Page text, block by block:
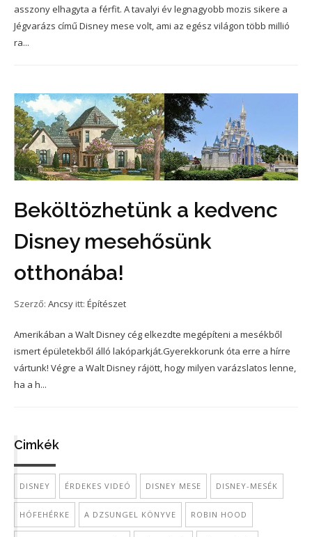
asszony elhagyta a férfit. A tavalyi év legnagyobb mozis sikere a
Jégvarázs című Disney mese volt, ami az egész világon több millió
ra...
Beköltözhetünk a kedvenc
Disney mesehősünk
otthonába!
Szerző: Ancsy itt: Építészet
Amerikában a Walt Disney cég elkezdte megépíteni a mesékből
ismert épületekből álló lakóparkját.Gyerekkorunk óta erre a hírre
vártunk! Végre a Walt Disney rájött, hogy milyen varázslatos lenne,
ha a h...
Cimkék
DISNEY ÉRDEKES VIDEÓ DISNEY MESE DISNEY-MESÉK
HÓFEHÉRKE A DZSUNGEL KÖNYVE ROBIN HOOD